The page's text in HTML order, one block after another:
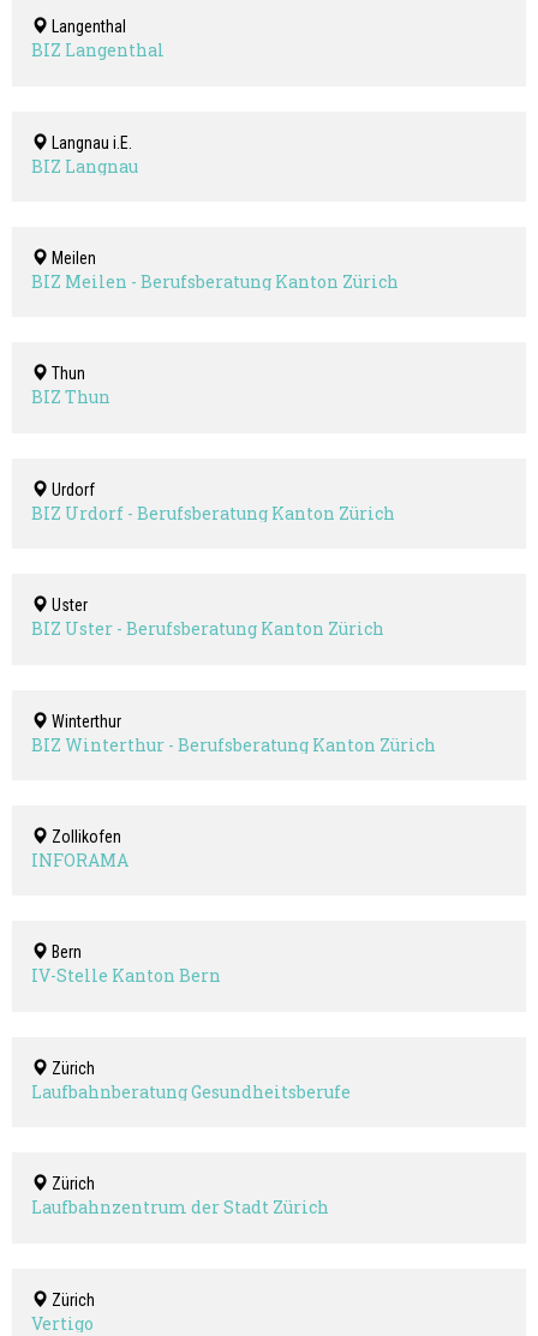
Langenthal
BIZ Langenthal
Langnau i.E.
BIZ Langnau
Meilen
BIZ Meilen - Berufsberatung Kanton Zürich
Thun
BIZ Thun
Urdorf
BIZ Urdorf - Berufsberatung Kanton Zürich
Uster
BIZ Uster - Berufsberatung Kanton Zürich
Winterthur
BIZ Winterthur - Berufsberatung Kanton Zürich
Zollikofen
INFORAMA
Bern
IV-Stelle Kanton Bern
Zürich
Laufbahnberatung Gesundheitsberufe
Zürich
Laufbahnzentrum der Stadt Zürich
Zürich
Vertigo